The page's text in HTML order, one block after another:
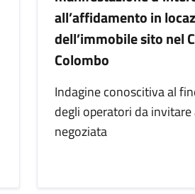
all’affidamento in
dell’immobile sito nel
Colombo
Indagine conoscitiva al
degli operatori da
negoziata